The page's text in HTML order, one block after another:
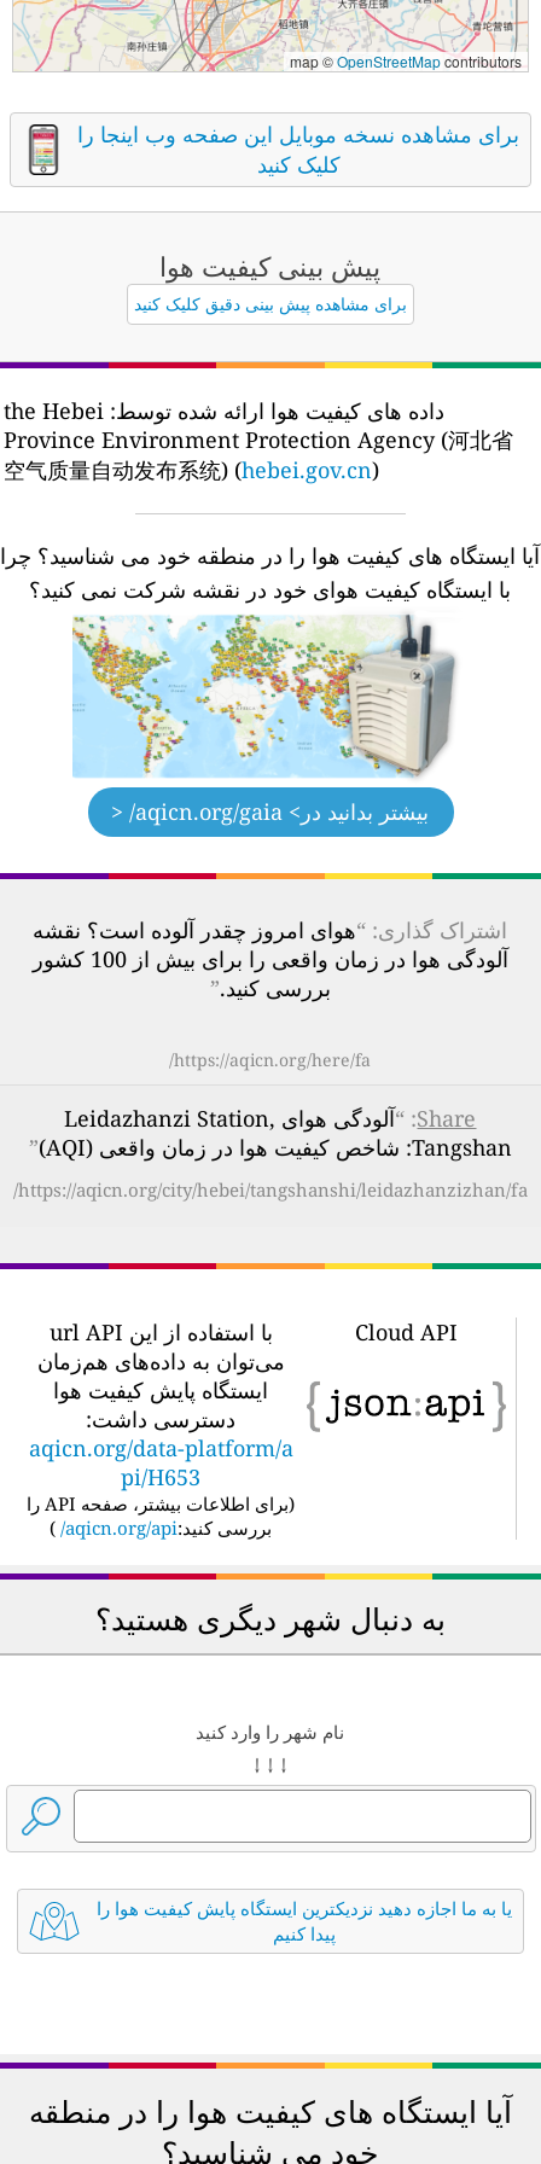
map ©OpenStreetMapcontributors
برای مشاهده نسخه موبایل این صفحه وب اینجا را
کلیک کنید
پیش بینی کیفیت هوا
برای مشاهده پیش بینی دقیق کلیک کنید
داده های کیفیت هوا ارائه شده توسط: the Hebei
Province Environment Protection Agency (河北省
空气质量自动发布系统) (hebei.gov.cn)
ایستگاه های کیفیت هوا را در منطقه خود می شناسید؟ چرا
با ایستگاه کیفیت هوای خود در نقشه شرکت نمی کنید؟
بیشتر بدانید در> aqicn.org/gaia/ <
اشتراک گذاری: “هوای امروز چقدر آلوده است؟ نقشه
آلودگی هوا در زمان واقعی را برای بیش از 100 کشور
بررسی کنید.”
https://aqicn.org/here/fa/
Share
: “
آلودگی هوای Leidazhanzi Station,
Tangshan: شاخص کیفیت هوا در زمان واقعی (AQI)
”
https://aqicn.org/city/hebei/tangshanshi/leidazhanzizhan/fa/
Cloud API
با استفاده از این url API
می‌توان به داده‌های هم‌زمان
ایستگاه پایش کیفیت هوا
دسترسی داشت:
aqicn.org/data-platform/a
pi/H653
برای اطلاعات بیشتر، صفحه API را
بررسی کنید:aqicn.org/api/
)
به دنبال شهر دیگری هستید؟
نام شهر را وارد کنید
↓ ↓ ↓
یا به ما اجازه دهید نزدیکترین ایستگاه پایش کیفیت هوا را
پیدا کنیم
آیا ایستگاه های کیفیت هوا را در منطقه
خود می شناسید؟